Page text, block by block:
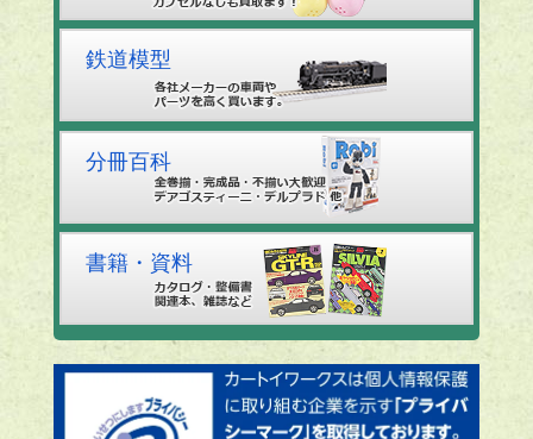
鉄道模型
分冊百科
書籍・資料